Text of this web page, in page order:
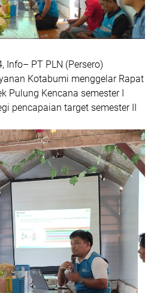
Info– PT PLN (Persero)
Kotabumi menggelar Rapat
Pulung Kencana semester I
pencapaian target semester II